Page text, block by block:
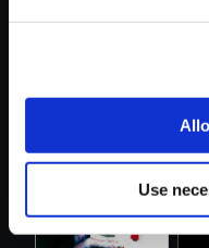
Use
ザード 2 オ....
ザ